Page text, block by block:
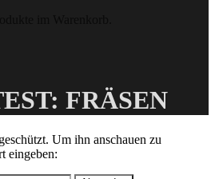
FRÄSEN
Um ihn anschauen zu
eingeben: